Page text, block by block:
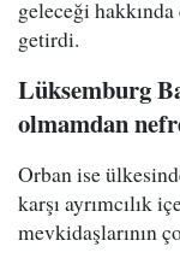
geleceği
getirdi.
Lüksemburg
olmamdan
Orban ise
karşı ayrımcılık
mevkidaşlarının